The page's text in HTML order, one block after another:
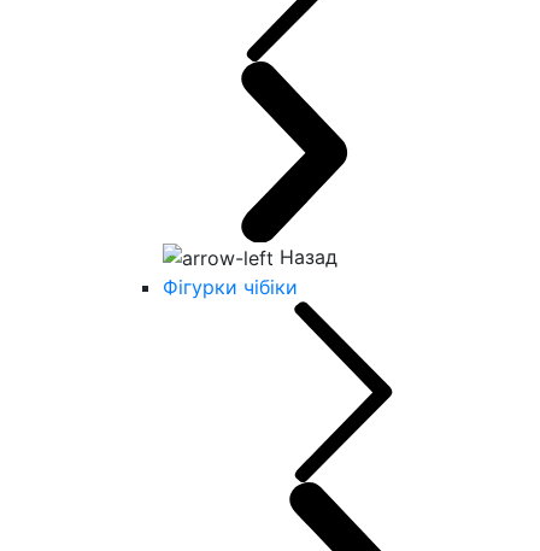
Назад
Фігурки чібіки